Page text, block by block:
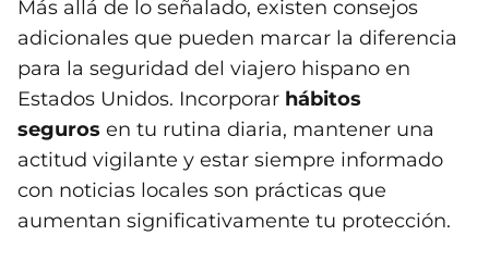
Más allá de lo señalado, existen consejos
adicionales que pueden marcar la diferencia
para la seguridad del viajero hispano en
Estados Unidos. Incorporar hábitos
seguros en tu rutina diaria, mantener una
actitud vigilante y estar siempre informado
con noticias locales son prácticas que
aumentan significativamente tu protección.